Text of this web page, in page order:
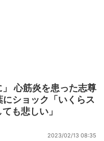
」 心筋炎を患った志尊
ショック「いくらス
も悲しい」
2023/02/13 08:35